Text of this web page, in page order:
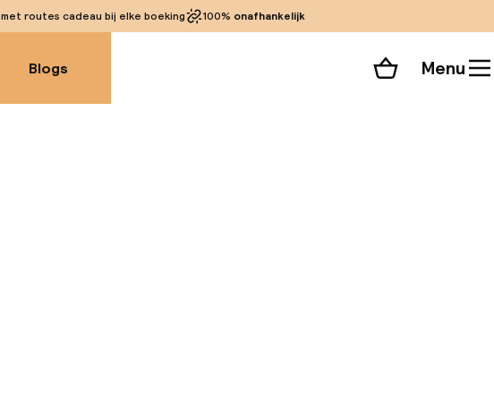
met routes cadeau bij elke boeking 100% onafhankelijk
Blogs Winkelmand
Menu